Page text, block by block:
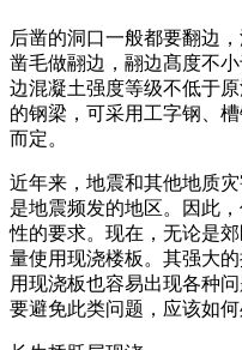
后凿的洞口一般都要翻边
凿毛做翮边，翮边髙度不
边混凝土强度等级不低于
的钢梁，可采用工字钢、
而定。
近年来，地震和其他地质
是地震频发的地区。因此
性的要求。现在，无论是
量使用现浇楼板。其强大
用现浇板也容易出现各种
要避免此类问题，应该如何